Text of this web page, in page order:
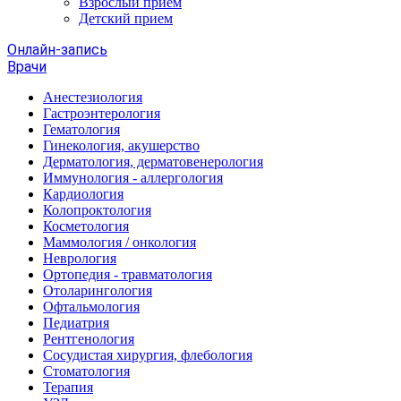
Детский прием
Онлайн-запись
Врачи
Анестезиология
Гастроэнтерология
Гематология
Гинекология, акушерство
Дерматология, дерматовенерология
Иммунология - аллергология
Кардиология
Колопроктология
Косметология
Маммология / онкология
Неврология
Ортопедия - травматология
Отоларингология
Офтальмология
Педиатрия
Рентгенология
Сосудистая хирургия, флебология
Стоматология
Терапия